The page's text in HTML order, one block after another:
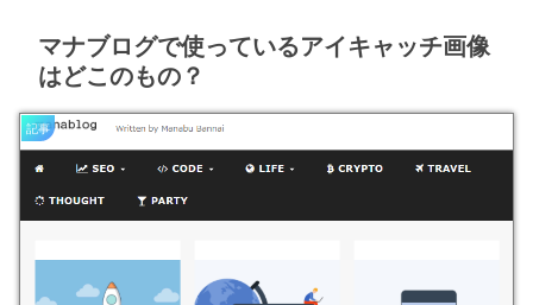
マナブログで使っているアイキャッチ画像
はどこのもの？
記事